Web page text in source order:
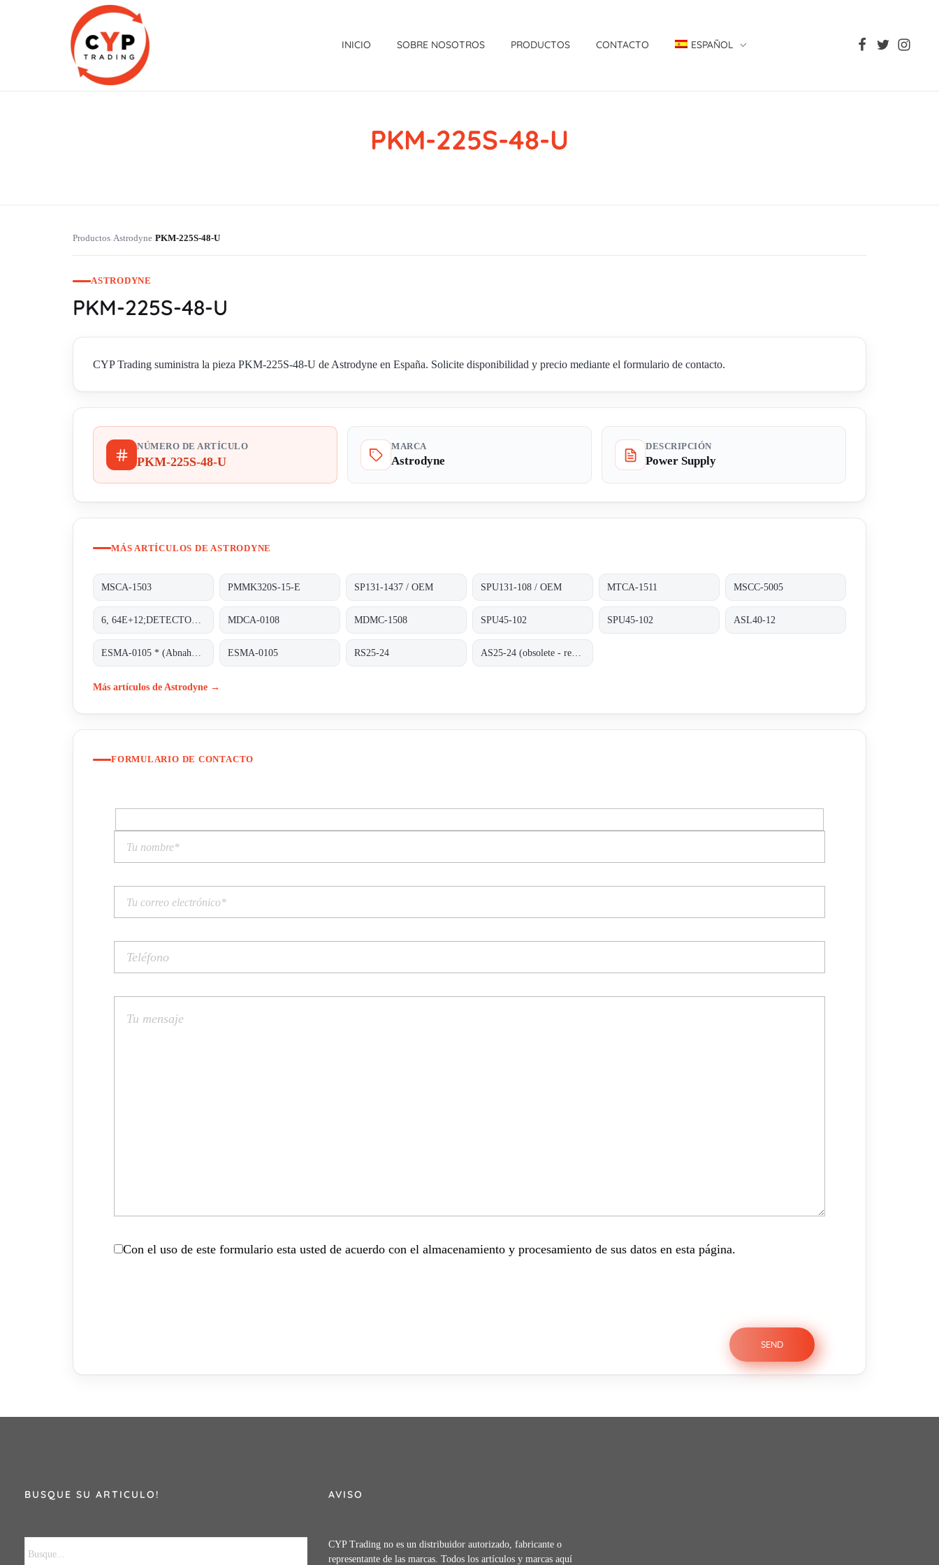
INICIO SOBRE NOSOTROS PRODUCTOS CONTACTO ESPAÑOL
PKM-225S-48-U
Productos›Astrodyne›PKM-225S-48-U
ASTRODYNE
PKM-225S-48-U
CYP Trading suministra la pieza PKM-225S-48-U de Astrodyne en España. Solicite disponibilidad y precio mediante el formulario de contacto.
NÚMERO DE ARTÍCULO
PKM-225S-48-U
MARCA
Astrodyne
DESCRIPCIÓN
Power Supply
MÁS ARTÍCULOS DE ASTRODYNE
MSCA-1503 PMMK320S-15-E SP131-1437 / OEM SPU131-108 / OEM MTCA-1511 MSCC-5005
MDCA-0108 MDMC-1508 SPU45-102 SPU45-102 ASL40-12
ESMA-0105 RS25-24
Más artículos de Astrodyne →
FORMULARIO DE CONTACTO
Con el uso de este formulario esta usted de acuerdo con el almacenamiento y procesamiento de sus datos en esta página.
BUSQUE SU ARTICULO! AVISO
CYP Trading no es un distribuidor autorizado, fabricante o
representante de las marcas. Todos los artículos y marcas aquí